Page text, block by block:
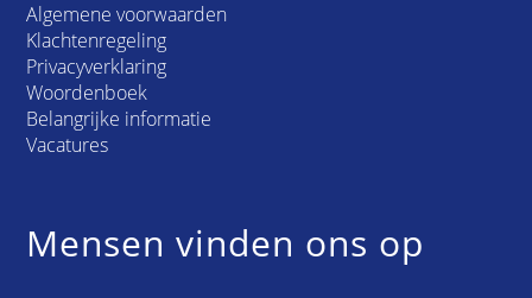
Algemene voorwaarden
Klachtenregeling
Privacyverklaring
Woordenboek
Belangrijke informatie
Vacatures
Mensen vinden ons op